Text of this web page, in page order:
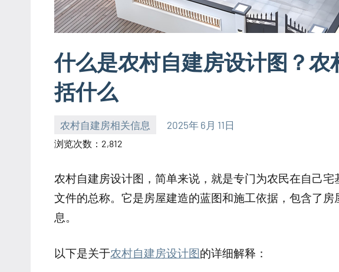
什么是农村自建房设计图？
括什么
农村自建房相关信息 2025年 6月 11日
yacool
浏览次数：2,812
农村自建房设计图，简单来说，就是专门为农民在自己
文件的总称。它是房屋建造的蓝图和施工依据，包含了
息。
以下是关于农村自建房设计图的详细解释：